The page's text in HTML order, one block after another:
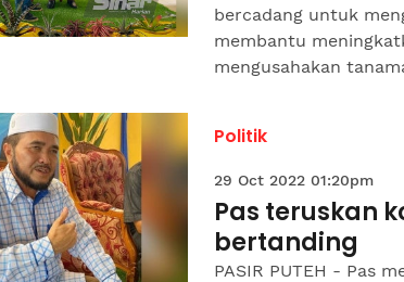
bercadang untuk
membantu
mengusahakan
Politik
29 Oct 2022 01:20pm
Pas teruskan
bertanding
PASIR PUTEH - Pas